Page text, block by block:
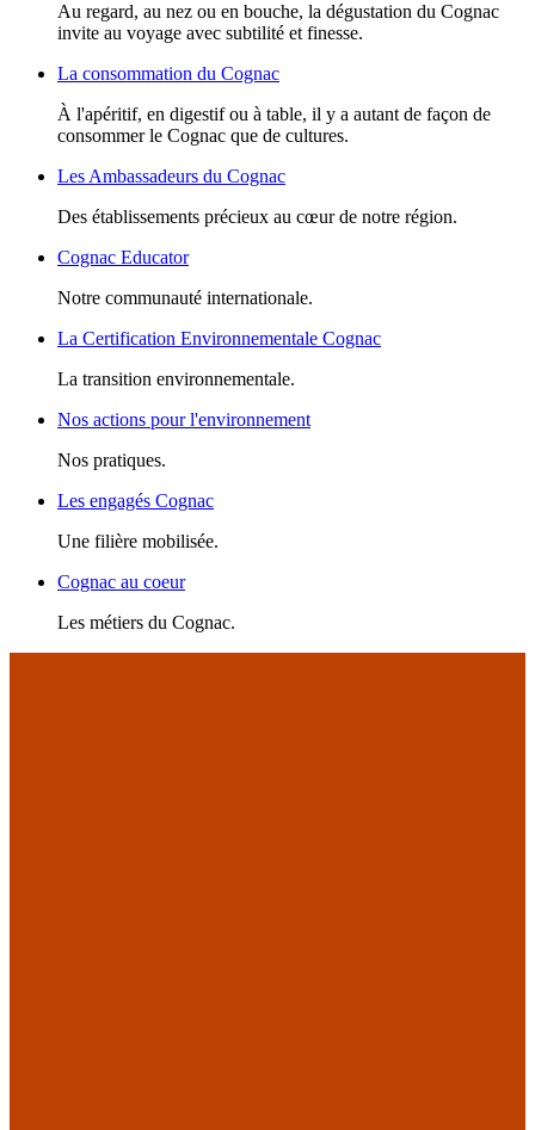
Au regard, au nez ou en bouche, la dégustation du Cognac
invite au voyage avec subtilité et finesse.
La consommation du Cognac
À l'apéritif, en digestif ou à table, il y a autant de façon de
consommer le Cognac que de cultures.
Les Ambassadeurs du Cognac
Des établissements précieux au cœur de notre région.
Cognac Educator
Notre communauté internationale.
La Certification Environnementale Cognac
La transition environnementale.
Nos actions pour l'environnement
Nos pratiques.
Les engagés Cognac
Une filière mobilisée.
Cognac au coeur
Les métiers du Cognac.